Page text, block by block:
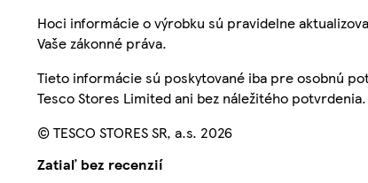
Hoci informácie o výrobku sú pravidelne
Vaše zákonné práva.
Tieto informácie sú poskytované iba pre osobnú
Tesco Stores Limited ani bez náležitého potvrdenia.
© TESCO STORES SR, a.s. 2026
Zatiaľ bez recenzií